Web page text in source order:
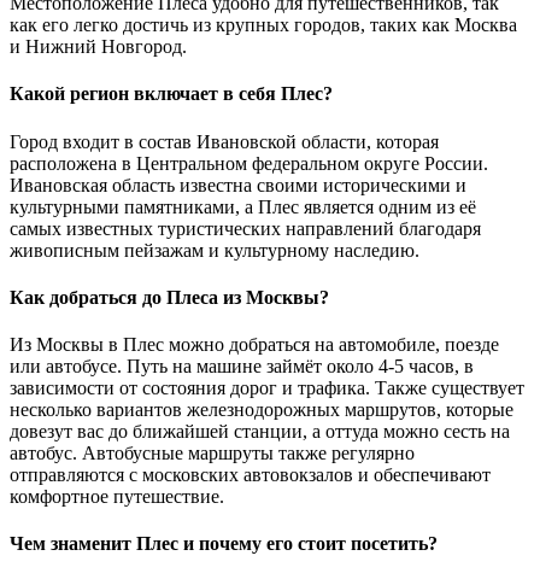
как его легко достичь из крупных городов, таких как Москва
и Нижний Новгород.
Какой регион включает в себя Плес?
Город входит в состав Ивановской области, которая
расположена в Центральном федеральном округе России.
Ивановская область известна своими историческими и
культурными памятниками, а Плес является одним из её
самых известных туристических направлений благодаря
живописным пейзажам и культурному наследию.
Как добраться до Плеса из Москвы?
Из Москвы в Плес можно добраться на автомобиле, поезде
или автобусе. Путь на машине займёт около 4-5 часов, в
зависимости от состояния дорог и трафика. Также существует
несколько вариантов железнодорожных маршрутов, которые
довезут вас до ближайшей станции, а оттуда можно сесть на
автобус. Автобусные маршруты также регулярно
отправляются с московских автовокзалов и обеспечивают
комфортное путешествие.
Чем знаменит Плес и почему его стоит посетить?